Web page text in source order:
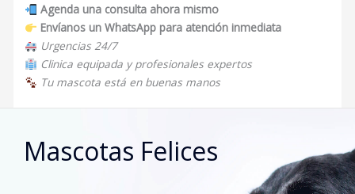
Agenda una consulta ahora mismo
Envíanos un WhatsApp para atención inmediata
Urgencias 24/7
Clinica equipada y profesionales expertos
Tu mascota está en buenas manos
Mascotas Felices